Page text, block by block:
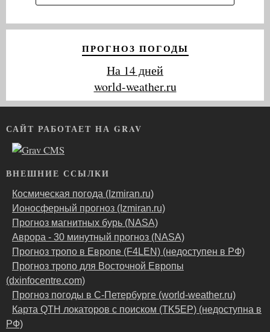
ПРОГНОЗ ПОГОДЫ
На 14 дней
world-weather.ru
САЙТ РАБОТАЕТ НА GRAV
ВНЕШНИЕ ССЫЛКИ
Космическая погода (Izmiran.ru)
Ионосферный прогноз (Izmiran.ru)
Прогноз магнитных бурь (NASA)
Аврора - 30 минутный прогноз (NASA)
Прогноз тропо в Европе (F4LEN) (недоступен в РФ)
Прогноз тропо для Восточной Европы
(dxinfocentre.com)
Прогноз погоды в С-Петербурге (world-weather.ru)
Карта QTH локаторов с поиском (TK5EP) (недоступна в
РФ)